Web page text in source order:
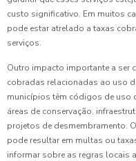
custo significativo. Em muitos
pode estar atrelado a taxas
serviços.
Outro impacto importante a ser
cobradas relacionadas ao uso
municípios têm códigos de uso
áreas de conservação,
projetos de desmembramento.
pode resultar em multas ou
informar sobre as regras locais